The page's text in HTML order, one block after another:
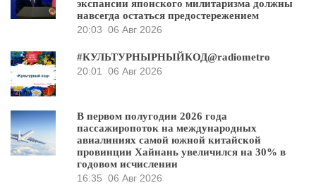
экспансии японского милитаризма должны
навсегда остаться предостережением
20:03 06 Авг 2026
#КУЛЬТУРНЫРНЫЙКОД@radiometro
20:01
06 Авг 2026
В первом полугодии 2026 года
пассажиропоток на международных
авиалиниях самой южной китайской
провинции Хайнань увеличился на 30% в
годовом исчислении
16:35 06 Авг 2026